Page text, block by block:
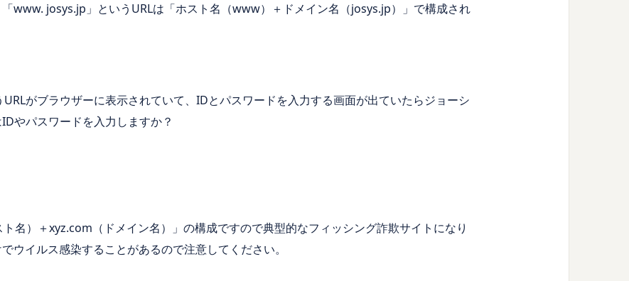
www. josys.jp 」という URLは「ホスト名（www）＋ドメイン名（josys.jp）」で構成され
URLがブラウザーに表示されていて、 IDとパスワードを入力する画面が出ていたらジョーシ
IDやパスワードを入力しますか？
ト名）＋xyz.com （ドメイン名）」の構成ですので典型的なフィッシング詐欺サイトになり
ウイルス感染することがあるので注意してください。